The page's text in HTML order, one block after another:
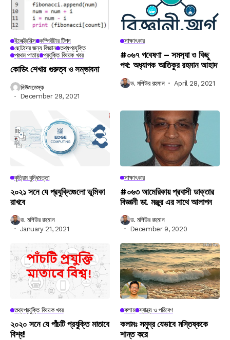
ইলেক্ট্রনিক্স কম্পিউটার টিপস
ছোটদের জন্য বিজ্ঞান তথ্যপ্রযুক্তি
প্রথম পাতায় প্রযুক্তি বিষয়ক খবর
কোডিং শেখার গুরুত্ব ও সম্ভাবনা
নিউজডেস্ক
December 29, 2021
সাক্ষাৎকার
#০৬৭ গবেষণা – সমস‍্যা ও কিছু
পথ: অধ‍্যাপক আতিকুর রহমান আহাদ
ড. মশিউর রহমান April 28, 2021
কৃত্রিম বুদ্ধিমত্তা
২০২১ সনে যে প্রযুক্তিগুলো ভূমিকা
রাখবে
ড. মশিউর রহমান
January 21, 2021
সাক্ষাৎকার
#০৬৩ আমেরিকায় প্রবাসী ডাক্তার
বিজ্ঞানী ডা. মঞ্জুর এর সাথে আলাপন
ড. মশিউর রহমান
December 9, 2020
তথ্যপ্রযুক্তি বিষয়ক খবর
২০২০ সনে যে পাঁচটি প্রযুক্তি মাতাবে
বিশ্ব!
কলাম স্বাস্থ্য ও পরিবেশ
কলামঃ সমুদ্র যেভাবে মস্তিষ্ককে
শান্ত করে